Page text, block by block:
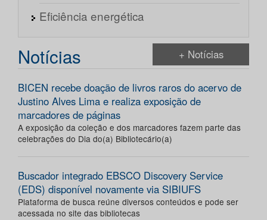
Eficiência energética
Notícias + Notícias
BICEN recebe doação de livros raros do acervo de
Justino Alves Lima e realiza exposição de
marcadores de páginas
A exposição da coleção e dos marcadores fazem parte das
celebrações do Dia do(a) Bibliotecário(a)
Buscador integrado EBSCO Discovery Service
(EDS) disponível novamente via SIBIUFS
Plataforma de busca reúne diversos conteúdos e pode ser
acessada no site das bibliotecas